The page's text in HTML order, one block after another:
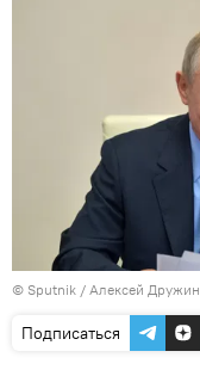
© Sputnik / Алексей
Подписаться